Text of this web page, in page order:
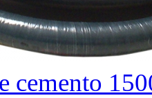
cemento